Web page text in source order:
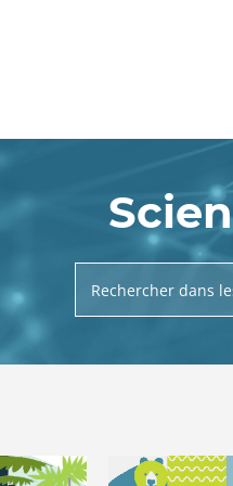
Rechercher